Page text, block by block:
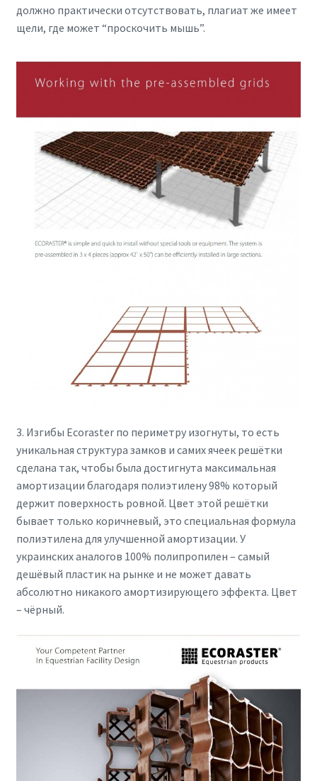
должно практически отсутствовать, плагиат же имеет
щели, где может “проскочить мышь”.
3. Изгибы Ecoraster по периметру изогнуты, то есть
уникальная структура замков и самих ячеек решётки
сделана так, чтобы была достигнута максимальная
амортизации благодаря полиэтилену 98% который
держит поверхность ровной. Цвет этой решётки
бывает только коричневый, это специальная формула
полиэтилена для улучшенной амортизации. У
украинских аналогов 100% полипропилен – самый
дешёвый пластик на рынке и не может давать
абсолютно никакого амортизирующего эффекта. Цвет
– чёрный.